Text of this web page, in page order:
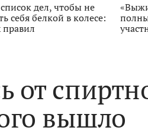
дел, чтобы не
себя белкой в колесе:
правил
от
вышло